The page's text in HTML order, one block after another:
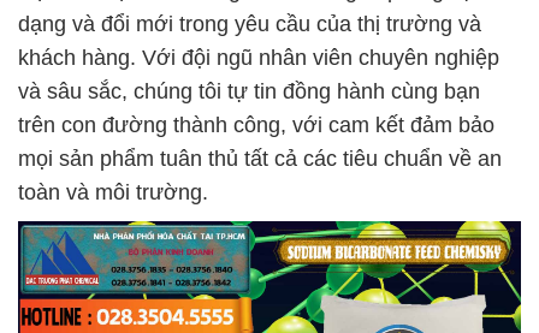
dạng và đổi mới trong yêu cầu của thị trường và
khách hàng. Với đội ngũ nhân viên chuyên nghiệp
và sâu sắc, chúng tôi tự tin đồng hành cùng bạn
trên con đường thành công, với cam kết đảm bảo
mọi sản phẩm tuân thủ tất cả các tiêu chuẩn về an
toàn và môi trường.